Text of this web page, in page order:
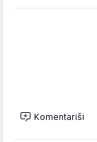
Komentariši